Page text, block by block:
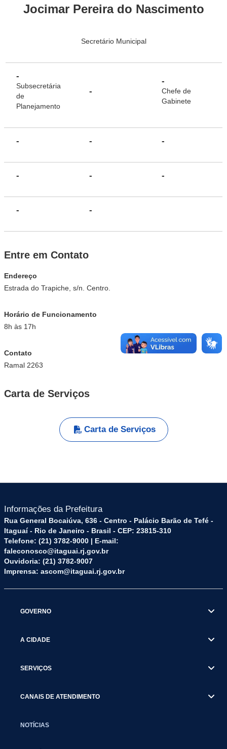
Jocimar Pereira do Nascimento
Secretário Municipal
-
Subsecretária
de
Planejamento
-
-
Chefe de
Gabinete
- - -
- - -
- -
Entre em Contato
Endereço
Estrada do Trapiche, s/n. Centro.
Horário de Funcionamento
8h às 17h
Contato
Ramal 2263
Carta de Serviços
Carta de Serviços
Informações da Prefeitura
Rua General Bocaiúva, 636 - Centro - Palácio Barão de Tefé -
Itaguaí - Rio de Janeiro - Brasil - CEP: 23815-310
Telefone: (21) 3782-9000 | E-mail:
faleconosco@itaguai.rj.gov.br
Ouvidoria: (21) 3782-9007
Imprensa: ascom@itaguai.rj.gov.br
GOVERNO
A CIDADE
SERVIÇOS
CANAIS DE ATENDIMENTO
NOTÍCIAS